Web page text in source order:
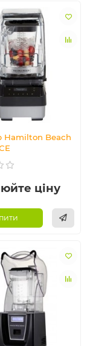
Hamilton Beach
ціну